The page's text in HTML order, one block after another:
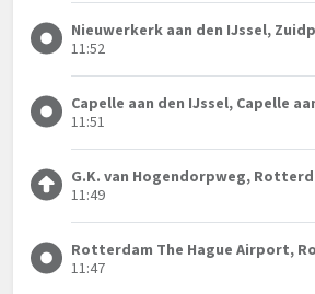
Nieuwerkerk aan den IJssel,
11:52
Capelle aan den IJssel, Capelle
11:51
G.K. van Hogendorpweg,
11:49
Rotterdam The Hague Airport,
11:47